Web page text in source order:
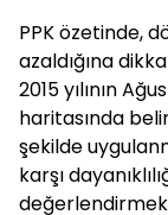
PPK özetinde,
azaldığına
2015 yılının
haritasında
şekilde
karşı